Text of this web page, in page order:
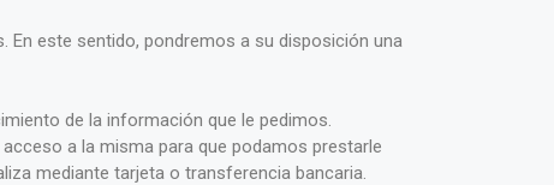
este sentido, pondremos a su disposición una
de la información que le pedimos.
a la misma para que podamos prestarle
mediante tarjeta o transferencia bancaria.